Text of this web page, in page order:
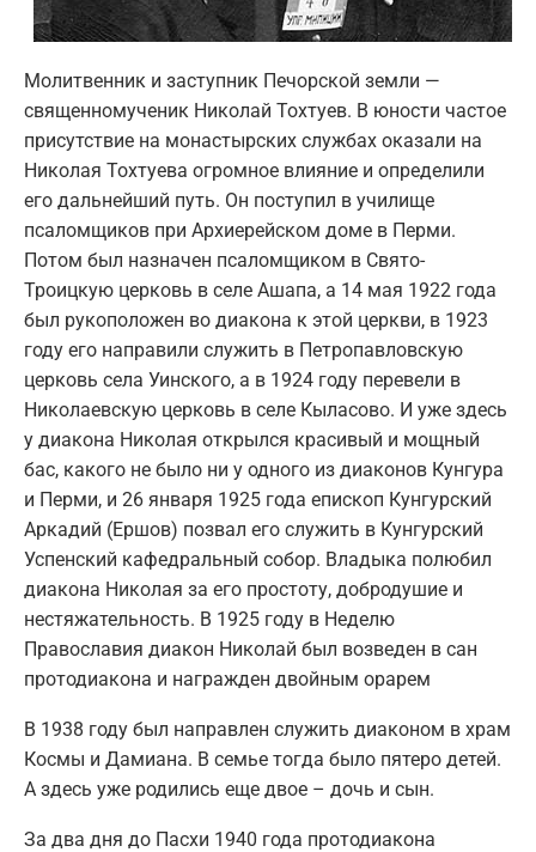
Молитвенник и заступник Печорской земли —
священномученик Николай Тохтуев. В юности частое
присутствие на монастырских службах оказали на
Николая Тохтуева огромное влияние и определили
его дальнейший путь. Он поступил в училище
псаломщиков при Архиерейском доме в Перми.
Потом был назначен псаломщиком в Свято-
Троицкую церковь в селе Ашапа, а 14 мая 1922 года
был рукоположен во диакона к этой церкви, в 1923
году его направили служить в Петропавловскую
церковь села Уинского, а в 1924 году перевели в
Николаевскую церковь в селе Кыласово. И уже здесь
у диакона Николая открылся красивый и мощный
бас, какого не было ни у одного из диаконов Кунгура
и Перми, и 26 января 1925 года епископ Кунгурский
Аркадий (Ершов) позвал его служить в Кунгурский
Успенский кафедральный собор. Владыка полюбил
диакона Николая за его простоту, добродушие и
нестяжательность. В 1925 году в Неделю
Православия диакон Николай был возведен в сан
протодиакона и награжден двойным орарем
В 1938 году был направлен служить диаконом в храм
Космы и Дамиана. В семье тогда было пятеро детей.
А здесь уже родились еще двое – дочь и сын.
За два дня до Пасхи 1940 года протодиакона